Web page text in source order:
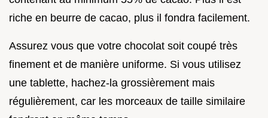
riche en beurre de cacao, plus il fondra facilement.
Assurez vous que votre chocolat soit coupé très
finement et de manière uniforme. Si vous utilisez
une tablette, hachez-la grossièrement mais
régulièrement, car les morceaux de taille similaire